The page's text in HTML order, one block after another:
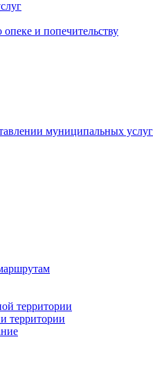
и попечительству
муниципальных услуг
территории
территории